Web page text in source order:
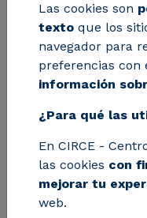
uso de
Especializados
eficiente.
exhaustivas del
y agrícola,
generación y
Las cookies son
texto que los
navegador para
preferencias con
información
¿Para qué las
En CIRCE -
las cookies con
mejorar tu
web.